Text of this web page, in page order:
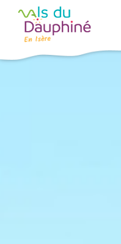
Panneau de gestion des cookies